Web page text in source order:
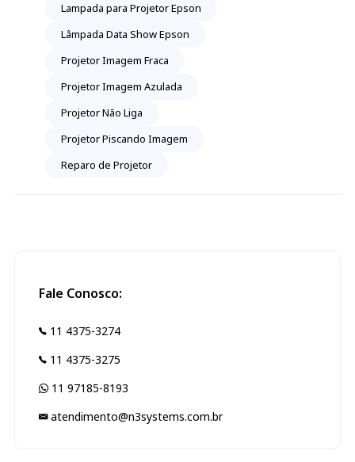
Lampada para Projetor Epson
Lâmpada Data Show Epson
Projetor Imagem Fraca
Projetor Imagem Azulada
Projetor Não Liga
Projetor Piscando Imagem
Reparo de Projetor
Fale Conosco:
11 4375-3274
11 4375-3275
11 97185-8193
atendimento@n3systems.com.br